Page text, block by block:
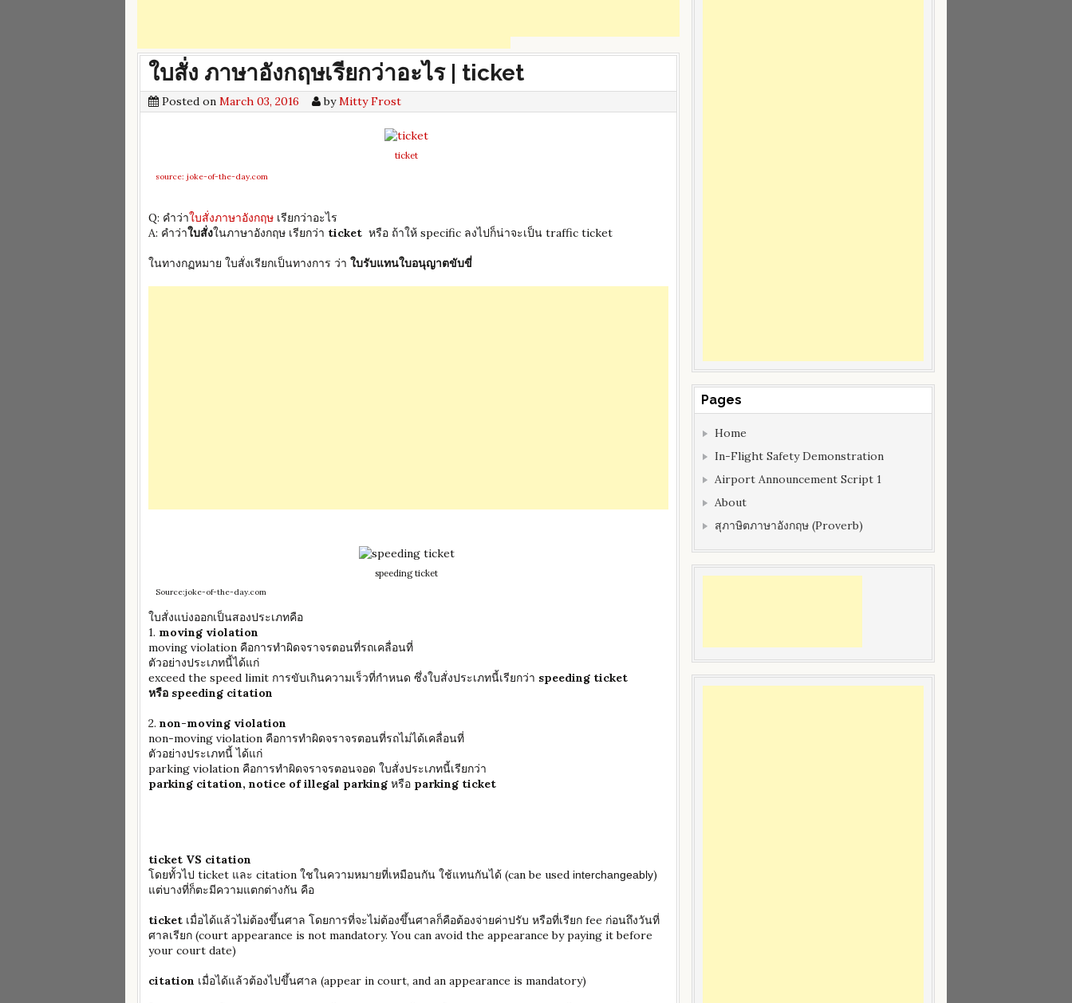
ใบสั่ง ภาษาอังกฤษเรียกว่าอะไร | ticket
Posted on March 03, 2016 byMitty Frost
ticket
source: joke-of-the-day.com
Q: คำว่าใบสั่งภาษาอังกฤษ เรียกว่าอะไร
A: คำว่าใบสั่งในภาษาอังกฤษ เรียกว่า ticket หรือ ถ้าให้ specific ลงไปก็น่าจะเป็น traffic ticket
ในทางกฏหมาย ใบสั่งเรียกเป็นทางการ ว่า ใบรับแทนใบอนุญาตขับขี่
speeding ticket
Source:joke-of-the-day.com
ใบสั่งแบ่งออกเป็นสองประเภทคือ
1. moving violation
moving violation คือการทำผิดจราจรตอนที่รถเคลื่อนที่
ตัวอย่างประเภทนี้ได้แก่
exceed the speed limit การขับเกินความเร็วที่กำหนด ซึ่งใบสั่งประเภทนี้เรียกว่า speeding ticket
หรือ speeding citation
2. non-moving violation
non-moving violation คือการทำผิดจราจรตอนที่รถไม่ได้เคลื่อนที่
ตัวอย่างประเภทนี้ ได้แก่
parking violation คือการทำผิดจราจรตอนจอด ใบสั่งประเภทนี้เรียกว่า
parking citation, notice of illegal parking หรือ parking ticket
ticket VS citation
โดยทั้วไป ticket และ citation ใชในความหมายที่เหมือนกัน ใช้แทนกันได้ (can be used interchangeably)
แต่บางที่ก็ตะมีความแตกต่างกัน คือ
ticket เมื่อได้แล้วไม่ต้องขึ้นศาล โดยการที่จะไม่ต้องขึ้นศาลก็คือต้องจ่ายค่าปรับ หรือที่เรียก fee ก่อนถึงวันที่
ศาลเรียก (court appearance is not mandatory. You can avoid the appearance by paying it before
your court date)
citation เมื่อได้แล้วต้องไปขึ้นศาล (appear in court, and an appearance is mandatory)
Pages
Home
In-Flight Safety Demonstration
Airport Announcement Script 1
About
สุภาษิตภาษาอังกฤษ (Proverb)